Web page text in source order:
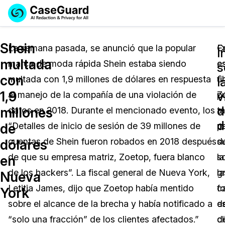
Licencia de CaseGuard Studio
Precios de Redacción a Pedido
Soluciones
Redacción de vídeos
Redacción de documentos
Redacción de audio
Redacción de imágenes
Transcripción y Traducción
Industrias
Cuerpos Policiales
Transportación
Educación
El Gobierno
Precios
Recursos
Artículos
Casos Practicos
Eventos
Demo
English
Español
Shein
multada
con
1,9
millones
de
dólares
en
Nueva
York
La semana pasada, se anunció que la popular
marca de moda rápida Shein estaba siendo
multada con 1,9 millones de dólares en respuesta
al manejo de la compañía de una violación de
datos en 2018. Durante el mencionado evento, los
“Detalles de inicio de sesión de 39 millones de
cuentas de Shein fueron robados en 2018 después
de que su empresa matriz, Zoetop, fuera blanco
de los hackers”. La fiscal general de Nueva York,
Letitia James, dijo que Zoetop había mentido
sobre el alcance de la brecha y había notificado a
“solo una fracción” de los clientes afectados.”
a
la